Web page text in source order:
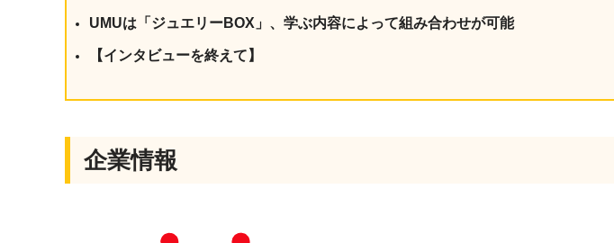
UMUは「ジュエリーBOX」、学ぶ内容によって組み合わせが可能
【インタビューを終えて】
企業情報